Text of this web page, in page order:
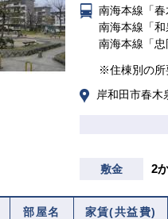
南海本線「
南海本線「
南海本線「
※住棟別の所
岸和田市春木
敷金 2
部屋名 家賃(共益費)